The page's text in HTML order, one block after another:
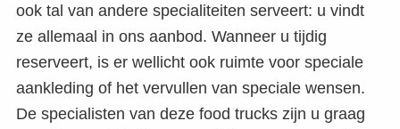
ook tal van andere specialiteiten serveert: u vindt
ze allemaal in ons aanbod. Wanneer u tijdig
reserveert, is er wellicht ook ruimte voor speciale
aankleding of het vervullen van speciale wensen.
De specialisten van deze food trucks zijn u graag